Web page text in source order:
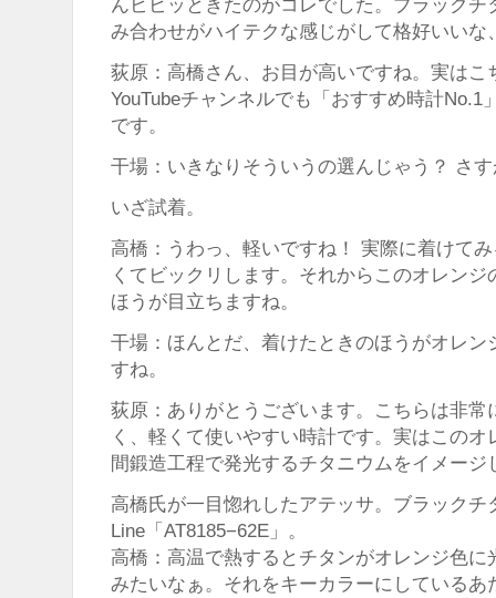
んビビッときたのがコレでした。ブラック
み合わせがハイテクな感じがして格好いいな
荻原：高橋さん、お目が高いですね。実はこ
YouTubeチャンネルでも「おすすめ時計No.1
です。
干場：いきなりそういうの選んじゃう？ さ
いざ試着。
高橋：うわっ、軽いですね！ 実際に着けて
くてビックリします。それからこのオレン
ほうが目立ちますね。
干場：ほんとだ、着けたときのほうがオレ
すね。
荻原：ありがとうございます。こちらは非常
く、軽くて使いやすい時計です。実はこの
間鍛造工程で発光するチタニウムをイメージ
高橋氏が一目惚れしたアテッサ。ブラック
Line「AT8185−62E」。
高橋：高温で熱するとチタンがオレンジ色
みたいなぁ。それをキーカラーにしている